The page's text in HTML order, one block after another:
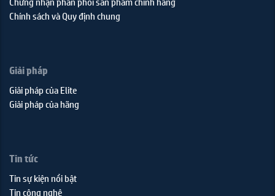
Chính sách và Quy định chung
Giải pháp
Giải pháp của Elite
Giải pháp của hãng
Tin tức
Tin sự kiện nổi bật
Tin công nghệ